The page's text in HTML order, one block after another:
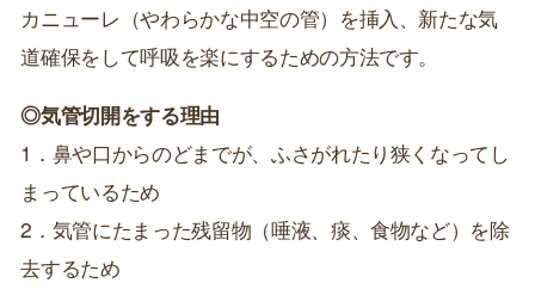
カニューレ（やわらかな中空の管）を挿入、新たな気
道確保をして呼吸を楽にするための方法です。
◎気管切開をする理由
1．鼻や口からのどまでが、ふさがれたり狭くなってし
まっているため
2．気管にたまった残留物（唾液、痰、食物など）を除
去するため